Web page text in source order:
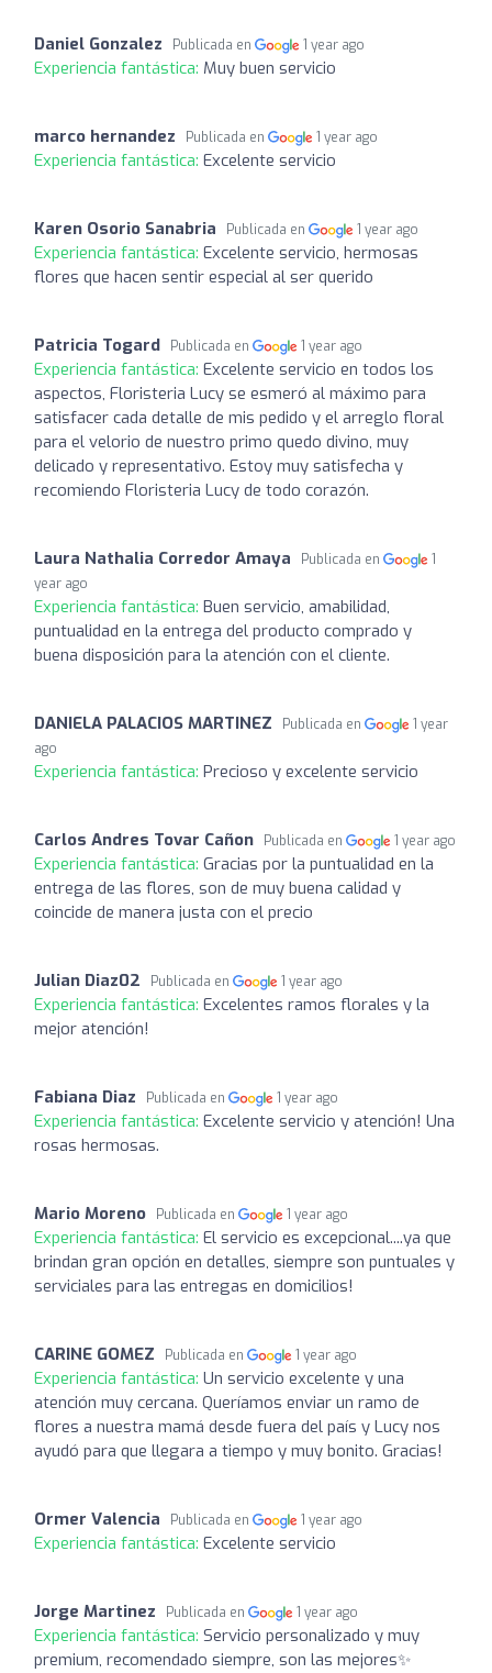
Daniel Gonzalez Publicada en 1 year ago
Experiencia fantástica: Muy buen servicio
marco hernandez Publicada en 1 year ago
Experiencia fantástica: Excelente servicio
Karen Osorio Sanabria Publicada en 1 year ago
Experiencia fantástica: Excelente servicio, hermosas
flores que hacen sentir especial al ser querido
Patricia Togard Publicada en 1 year ago
Experiencia fantástica: Excelente servicio en todos los
aspectos, Floristeria Lucy se esmeró al máximo para
satisfacer cada detalle de mis pedido y el arreglo floral
para el velorio de nuestro primo quedo divino, muy
delicado y representativo. Estoy muy satisfecha y
recomiendo Floristeria Lucy de todo corazón.
Laura Nathalia Corredor Amaya Publicada en
1
year ago
Experiencia fantástica: Buen servicio, amabilidad,
puntualidad en la entrega del producto comprado y
buena disposición para la atención con el cliente.
DANIELA PALACIOS MARTINEZ Publicada en
1 year
ago
Experiencia fantástica: Precioso y excelente servicio
Carlos Andres Tovar Cañon Publicada en 1 year ago
Experiencia fantástica: Gracias por la puntualidad en la
entrega de las flores, son de muy buena calidad y
coincide de manera justa con el precio
Julian Diaz02 Publicada en 1 year ago
Experiencia fantástica: Excelentes ramos florales y la
mejor atención!
Fabiana Diaz Publicada en 1 year ago
Experiencia fantástica: Excelente servicio y atención! Una
rosas hermosas.
Mario Moreno Publicada en 1 year ago
Experiencia fantástica: El servicio es excepcional....ya que
brindan gran opción en detalles, siempre son puntuales y
serviciales para las entregas en domicilios!
CARINE GOMEZ Publicada en 1 year ago
Experiencia fantástica: Un servicio excelente y una
atención muy cercana. Queríamos enviar un ramo de
flores a nuestra mamá desde fuera del país y Lucy nos
ayudó para que llegara a tiempo y muy bonito. Gracias!
Ormer Valencia Publicada en 1 year ago
Experiencia fantástica: Excelente servicio
Jorge Martinez Publicada en 1 year ago
Experiencia fantástica: Servicio personalizado y muy
premium, recomendado siempre, son las mejores✨️